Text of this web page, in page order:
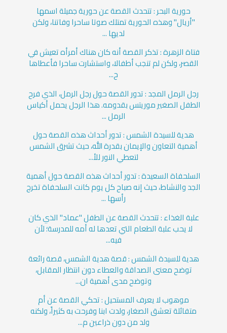
حورية البحر : تتحدث القصة عن حورية جميلة اسمها
"أريال" وهذه الحورية تمتلك صوتا ساحرا وفاتنا، ولكن
لديها ...
فتاة الزهرة : تذكر القصة أنه كان هناك أمرأه تعيش في
القصر، ولكن لم تنجب أطفالا، واستشارت ساحرا فأعطاها
ح...
رجل الرمل المجد : تدور القصة حول رجل الرمل، الذي فرح
الطفل الصغير موريتس بقدومه. هذا الرجل يحمل أكياس
الرمل ...
هدية للسيدة الشمس : تدور أحداث هذه القصة حول
أهمية التعاون والإيمان بقدرة الله، حيث تشرق الشمس
لتعطي النور للأ...
السلحفاة السعيدة : تدور أحداث هذه القصة حول أهمية
الجد والنشاط، حيث إنه صباح كل يوم كانت السلحفاة تخرج
رأسها ...
علبة الغذاء : تتحدث القصة عن الطفل "عماد" الذي كان
لا يحب علبة الطعام التي تعدها له أمه للمدرسة؛ لأن
فيه...
هدية للسيدة الشمس : قصة هدية الشمس، قصة رائعة
توضح معنى الصداقة والعطاء دون انتظار المقابل،
وتوضح مدى أهمية ان...
موهوب لا يعرف المستحيل : تحكي القصة عن أم
متفائلة تعشق الصغار، ولدت ابنا وفرحت به كثيراً، ولكنه
ولد من دون ذراعين م...